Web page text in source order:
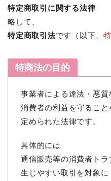
特定商取引に関する法律
略して、
特定商取引法です（以下、
特商法の目的
事業者による違法・悪
消費者の利益を守ること
定められた法律です。
具体的には
通信販売等の消費者トラ
生じやすい取引を対象に